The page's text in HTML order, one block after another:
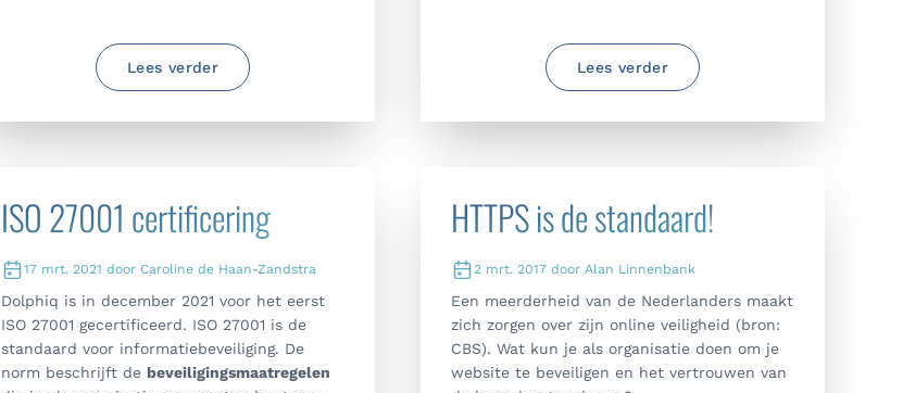
Lees verder Lees verder
ISO 27001 certificering
17 mrt. 2021 door Caroline de Haan-Zandstra
Dolphiq is in december 2021 voor het eerst
ISO 27001 gecertificeerd. ISO 27001 is de
standaard voor informatiebeveiliging. De
norm beschrijft de beveiligingsmaatregelen
HTTPS is de standaard!
2 mrt. 2017 door Alan Linnenbank
Een meerderheid van de Nederlanders maakt
zich zorgen over zijn online veiligheid (bron:
CBS). Wat kun je als organisatie doen om je
website te beveiligen en het vertrouwen van